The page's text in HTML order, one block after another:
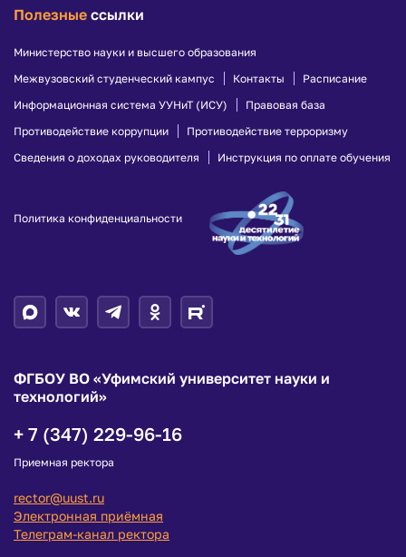
Полезные ссылки
Министерство науки и высшего образования
Межвузовский студенческий кампус
Контакты
Расписание
Информационная система УУНиТ (ИСУ)
Правовая база
Противодействие коррупции
Противодействие терроризму
Сведения о доходах руководителя
Инструкция по оплате обучения
Политика конфиденциальности
ФГБОУ ВО «Уфимский университет науки и
технологий»
+ 7 (347) 229-96-16
Приемная ректора
rector@uust.ru
Электронная приёмная
Телеграм-канал ректора